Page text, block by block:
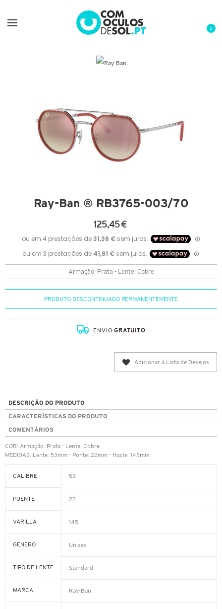
0
Ray-Ban ® RB3765-003/7O
125,45 €
Armação: Prata - Lente: Cobre
PRODUTO DESCONTINUADO PERMANENTEMENTE
ENVIOGRATUITO
Adicionar à Lista de Desejos
DESCRIÇÃO DO PRODUTO
CARACTERÍSTICAS DO PRODUTO
COMENTÁRIOS
COR: Armação: Prata - Lente: Cobre
MEDIDAS: Lente: 53mm - Ponte: 22mm - Haste: 145mm
CALIBRE 53
PUENTE 22
VARILLA 145
GENERO Unisex
TIPO DE LENTE Standard
MARCA Ray-Ban